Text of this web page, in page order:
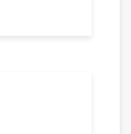
and